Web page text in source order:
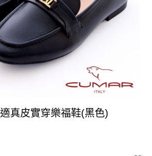
適真皮實穿樂福鞋(黑色)